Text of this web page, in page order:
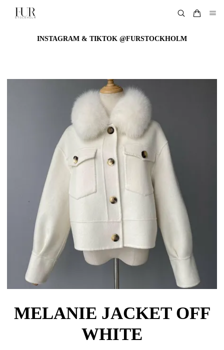
INSTAGRAM & TIKTOK @FURSTOCKHOLM
MELANIE JACKET OFF
WHITE